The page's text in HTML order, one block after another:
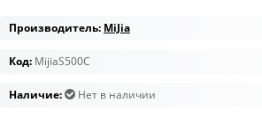
Производитель: MiJia
Код: MijiaS500C
Наличие: Нет в наличии